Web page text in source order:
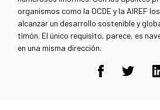
organismos como la OCDE y la AIREF
alcanzar un desarrollo sostenible y
timón. El único requisito, parece, es
en una misma dirección.